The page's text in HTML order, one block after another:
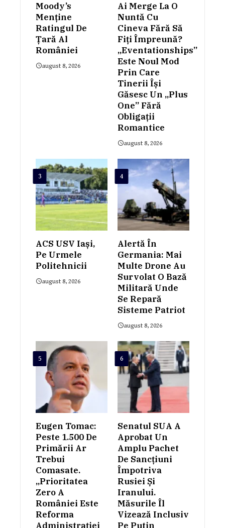
Moody’s
Menține
Ratingul De
Țară Al
României
august 8, 2026
Ai Merge La O
Nuntă Cu
Cineva Fără Să
Fiți Împreună?
„Eventationships”
Este Noul Mod
Prin Care
Tinerii Își
Găsesc Un „plus
One” Fără
Obligații
Romantice
august 8, 2026
3
ACS USV Iași,
Pe Urmele
Politehnicii
august 8, 2026
4
Alertă În
Germania: Mai
Multe Drone Au
Survolat O Bază
Militară Unde
Se Repară
Sisteme Patriot
august 8, 2026
5
Eugen Tomac:
Peste 1.500 De
Primării Ar
Trebui
Comasate.
„Prioritatea
Zero A
României Este
Reforma
Administrației
6
Senatul SUA A
Aprobat Un
Amplu Pachet
De Sancțiuni
Împotriva
Rusiei Și
Iranului.
Măsurile Îl
Vizează Inclusiv
Pe Putin